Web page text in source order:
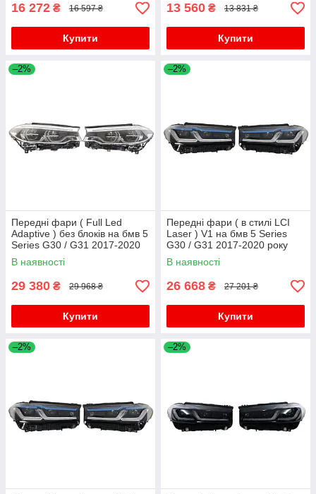
16 272 ₴ 16 597 ₴
Купити
13 560 ₴ 13 831 ₴
Купити
–2%
Передні фари ( Full Led
Adaptive ) без блоків на бмв 5
Series G30 / G31 2017-2020
року
В наявності
29 380 ₴ 29 968 ₴
Купити
–2%
Передні фари ( в стилі LCI
Laser ) V1 на бмв 5 Series
G30 / G31 2017-2020 року
В наявності
26 668 ₴ 27 201 ₴
Купити
–2% –2%